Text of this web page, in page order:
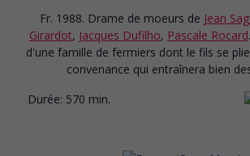
Fr. 1988. Drame de moeurs de Jean
Girardot, Jacques Dufilho, Pascale Rocard
d'une famille de fermiers dont le fils se
convenance qui entraînera bien
Durée: 570 min.